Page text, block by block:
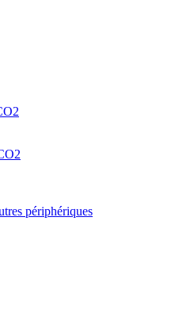
périphériques